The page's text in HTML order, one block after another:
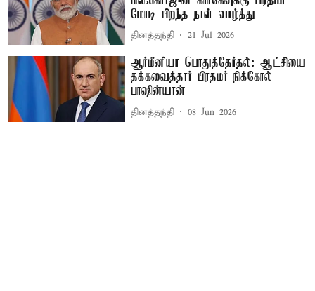
மோடி பிறந்த நாள் வாழ்த்து
தினத்தந்தி 21 Jul 2026
ஆர்மீனியா பொதுத்தேர்தல்: ஆட்சியை
தக்கவைத்தார் பிரதமர் நிக்கோல்
பாஷின்யான்
தினத்தந்தி 08 Jun 2026